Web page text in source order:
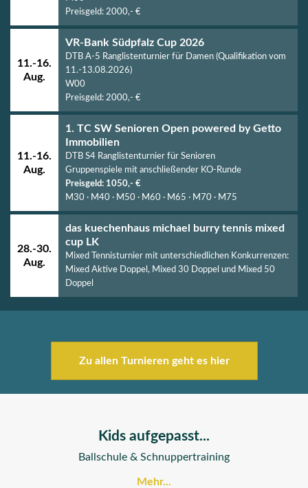
Preisgeld: 2000,- €
11.-16.
Aug.
VR-Bank Südpfalz Cup 2026
DTB A-5 Ranglistenturnier für Damen (Qualifikation vom
11.-13.08.2026)
W00
Preisgeld: 2000,- €
11.-16.
Aug.
1. TC SW Senioren Open powered by Getto
Immobilien
DTB S4 Ranglistenturnier für Senioren
Gruppenspiele mit anschließender KO-Runde
Preisgeld: 1050,- €
M30 · M40 · M50 · M60 · M65 · M70 · M75
28.-30.
Aug.
das kuechenhaus michael burry tennis mixed
cup LK
Mixed Tennisturnier mit unterschiedlichen Konkurrenzen:
Mixed Aktive Doppel, Mixed 30 Doppel und Mixed 50
Doppel
Zu allen Turnieren geht es hier
Kids aufgepasst...
Ballschule & Schnuppertraining
Mehr...